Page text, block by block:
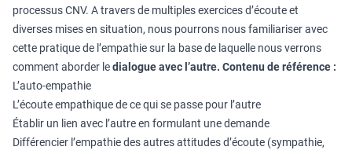
processus CNV. A travers de multiples exercices d’écoute et
diverses mises en situation, nous pourrons nous familiariser avec
cette pratique de l’empathie sur la base de laquelle nous verrons
comment aborder ledialogue avec l’autre. Contenu de référence :
L’auto-empathie
L’écoute empathique de ce qui se passe pour l’autre
Établir un lien avec l’autre en formulant une demande
Différencier l’empathie des autres attitudes d’écoute (sympathie,